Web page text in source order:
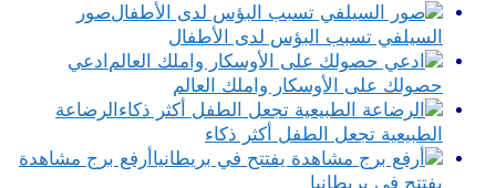
صور
السيلفي تسبب البؤس لدى الأطفال
ادعي
حصولك على الأوسكار واملك العالم
الرضاعة
الطبيعية تجعل الطفل أكثر ذكاء
أرفع برج مشاهدة
يفتتح في بريطانيا